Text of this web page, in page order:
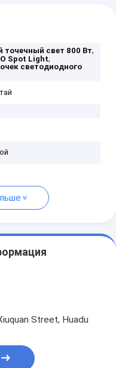
точечный свет 800 Вт,
Spot Light,
светодиодного
Street, Huadu